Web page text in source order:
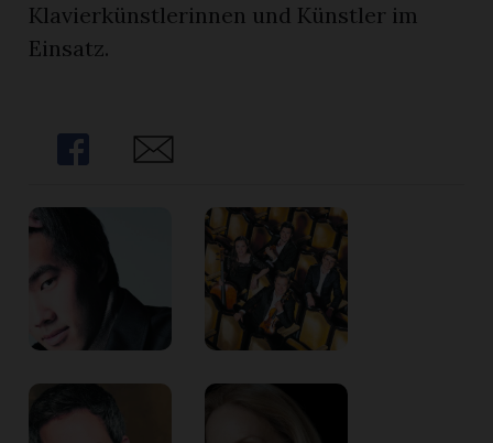
Klavierkünstlerinnen und Künstler im
Einsatz.
Share Share